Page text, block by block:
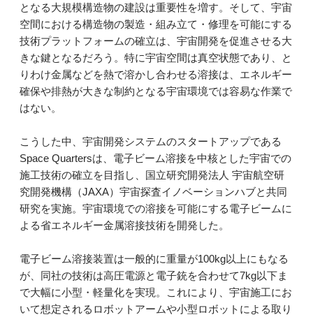
となる大規模構造物の建設は重要性を増す。そして、宇宙
空間における構造物の製造・組み立て・修理を可能にする
技術プラットフォームの確立は、宇宙開発を促進させる大
きな鍵となるだろう。特に宇宙空間は真空状態であり、と
りわけ金属などを熱で溶かし合わせる溶接は、エネルギー
確保や排熱が大きな制約となる宇宙環境では容易な作業で
はない。
こうした中、宇宙開発システムのスタートアップである
Space Quartersは、電子ビーム溶接を中核とした宇宙での
施工技術の確立を目指し、国立研究開発法人 宇宙航空研
究開発機構（JAXA）宇宙探査イノベーションハブと共同
研究を実施。宇宙環境での溶接を可能にする電子ビームに
よる省エネルギー金属溶接技術を開発した。
電子ビーム溶接装置は一般的に重量が100kg以上にもなる
が、同社の技術は高圧電源と電子銃を合わせて7kg以下ま
で大幅に小型・軽量化を実現。これにより、宇宙施工にお
いて想定されるロボットアームや小型ロボットによる取り